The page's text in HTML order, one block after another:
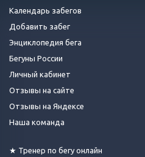
Календарь забегов
Добавить забег
Энциклопедия бега
Бегуны России
Личный кабинет
Отзывы на сайте
Отзывы на Яндексе
Наша команда
★ Тренер по бегу онлайн